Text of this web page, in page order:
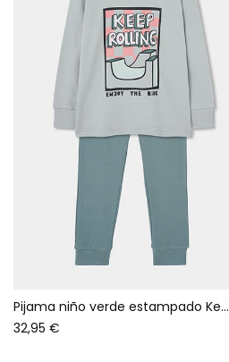
Pijama niño verde estampado Keep Rolling
32,95 €